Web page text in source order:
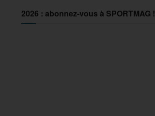
2026 : abonnez-vous à SPORTMAG !